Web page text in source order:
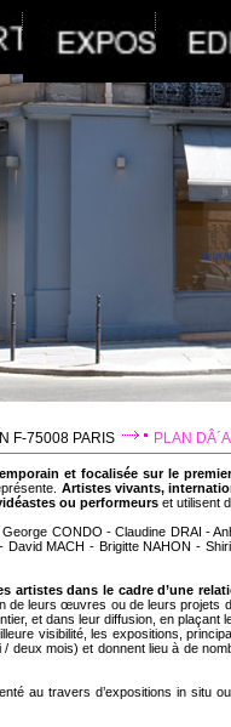
F-75008 PARIS PLAN
et focalisée sur le
Artistes vivants,
ou performeurs et utilisent
CONDO - Claudine DRAI -
MACH - Brigitte NAHON -
artistes dans le cadre d’une
de leurs œuvres ou de leurs projets
et dans leur diffusion, en
visibilité, les expositions,
deux mois) et donnent lieu à de
au travers d’expositions in situ